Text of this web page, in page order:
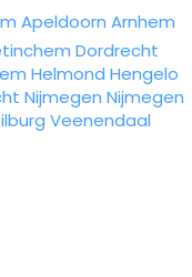
Apeldoorn Arnhem
Dordrecht
Helmond Hengelo
Nijmegen Nijmegen
Veenendaal